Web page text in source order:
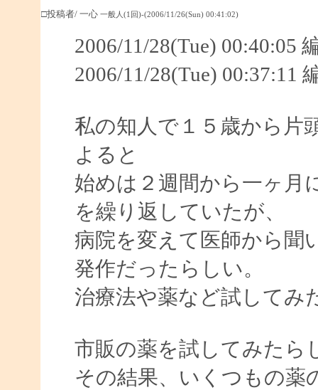
□投稿者/ 一心 一般人(1回)-(2006/11/26(Sun) 00:41:02)
2006/11/28(Tue) 00:40:05
2006/11/28(Tue) 00:37:11
私の知人で１５歳から片
よると
始めは２週間から一ヶ月
を繰り返していたが、
病院を変えて医師から聞
発作だったらしい。
治療法や薬など試してみ
市販の薬を試してみたら
その結果、いくつもの薬